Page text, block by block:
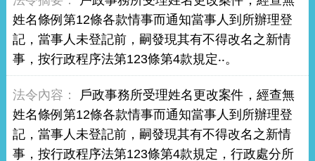
姓名條例第12條各款情事而通知當事人到所辦理登
記，當事人未登記前，嗣發現其有不得改名之新情
事，按行政程序法第123條第4款規定‧‧。
戶政事務所受理姓名更改案件，經查無
姓名條例第12條各款情事而通知當事人到所辦理登
記，當事人未登記前，嗣發現其有不得改名之新情
事，按行政程序法第123條第4款規定，行政處分所